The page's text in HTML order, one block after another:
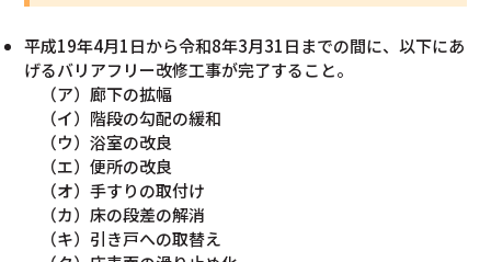
平成19年4月1日から令和8年3月31日までの間に、以下にあ
げるバリアフリー改修工事が完了すること。
（ア）廊下の拡幅
（イ）階段の勾配の緩和
（ウ）浴室の改良
（エ）便所の改良
（オ）手すりの取付け
（カ）床の段差の解消
（キ）引き戸への取替え